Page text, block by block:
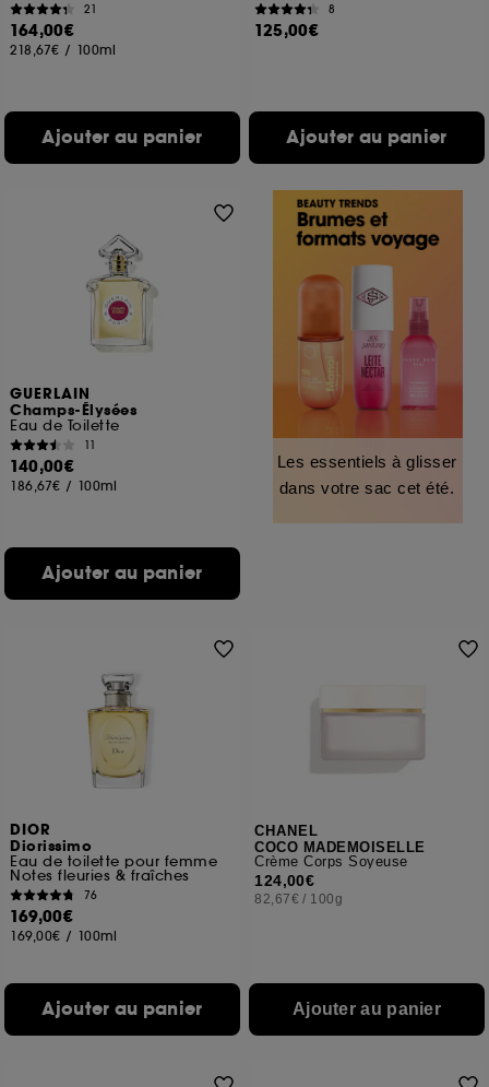
21
164,00€
218,67€ / 100ml
Ajouter au panier
8
125,00€
Ajouter au panier
GUERLAIN
Champs-Élysées
Eau de Toilette
11
140,00€
186,67€ / 100ml
Ajouter au panier
Les essentiels à glisser
dans votre sac cet été.
DIOR
Diorissimo
Eau de toilette pour femme
Notes fleuries & fraîches
76
169,00€
169,00€ / 100ml
Ajouter au panier
CHANEL
COCO MADEMOISELLE
Crème Corps Soyeuse
124,00€
82,67€ / 100g
Ajouter au panier